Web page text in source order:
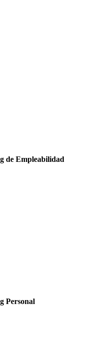
de Empleabilidad
Personal